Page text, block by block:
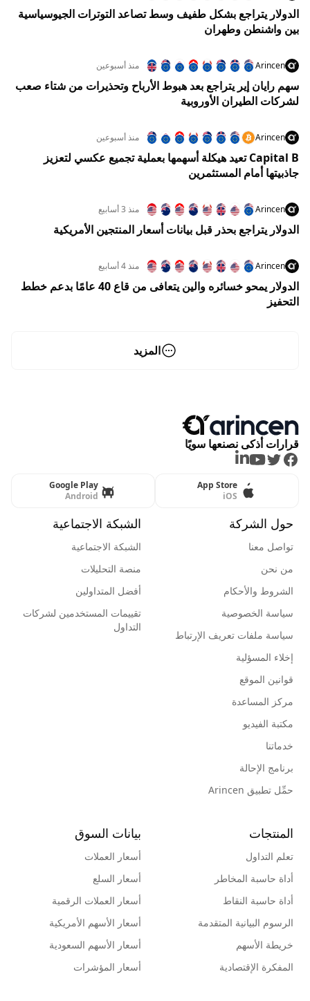
الدولار يتراجع بشكل طفيف وسط تصاعد التوترات الجيوسياسية
بين واشنطن وطهران
Arincen منذ أسبوعين
سهم رايان إير يتراجع بعد هبوط الأرباح وتحذيرات من شتاء صعب
لشركات الطيران الأوروبية
Arincen منذ أسبوعين
Capital B تعيد هيكلة أسهمها بعملية تجميع عكسي لتعزيز
جاذبيتها أمام المستثمرين
Arincen منذ 3 أسابيع
الدولار يتراجع بحذر قبل بيانات أسعار المنتجين الأمريكية
Arincen منذ 4 أسابيع
الدولار يمحو خسائره والين يتعافى من قاع 40 عامًا بدعم خطط
التحفيز
المزيد
قرارات أذكى نصنعها سويًا
Facebook
Twitter
Youtube
LinkedIn
App Store
iOS
Google Play
Android
حول الشركة
تواصل معنا
من نحن
الشروط والأحكام
سياسة الخصوصية
سياسة ملفات تعريف الإرتباط
إخلاء المسؤلية
قوانين الموقع
مركز المساعدة
مكتبة الفيديو
خدماتنا
برنامج الإحالة
حمِّل تطبيق Arincen
الشبكة الاجتماعية
الشبكة الاجتماعية
منصة التحليلات
أفضل المتداولين
تقييمات المستخدمين لشركات
التداول
المنتجات
تعلم التداول
أداة حاسبة المخاطر
أداة حاسبة النقاط
الرسوم البيانية المتقدمة
خريطة الأسهم
المفكرة الإقتصادية
بيانات السوق
أسعار العملات
أسعار السلع
أسعار العملات الرقمية
أسعار الأسهم الأمريكية
أسعار الأسهم السعودية
أسعار المؤشرات